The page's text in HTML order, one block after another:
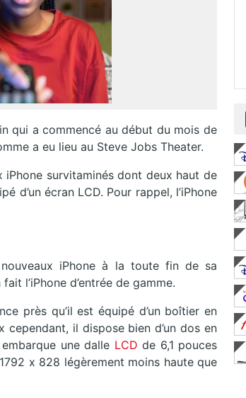
qui a commencé au début du mois de
a eu lieu au Steve Jobs Theater.
survitaminés dont deux haut de
d’un écran LCD. Pour rappel, l’iPhone
iPhone à la toute fin de sa
l’iPhone d’entrée de gamme.
près qu’il est équipé d’un boîtier en
il dispose bien d’un dos en
une dalle LCDde 6,1 pouces
x 828 légèrement moins haute que